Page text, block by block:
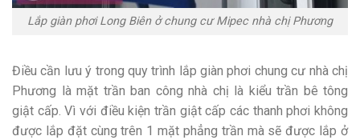
Lắp giàn phơi Long Biên ở chung cư Mipec nhà chị Phương
Điều cần lưu ý trong quy trình lắp giàn phơi chung cư nhà chị
Phương là mặt trần ban công nhà chị là kiểu trần bê tông
giật cấp. Vì với điều kiện trần giật cấp các thanh phơi không
được lắp đặt cùng trên 1 mặt phẳng trần mà sẽ được lắp ở